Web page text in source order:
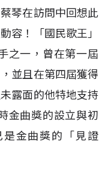
琴在訪問中回想此
容！「國民歌王」
之一，曾在第一屆
並且在第四屆獲得
露面的他特地支持
金曲獎的設立與初
金曲獎的「見證